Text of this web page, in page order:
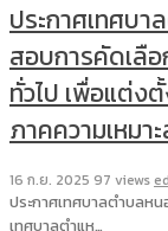
ประกาศเทศบา
สอบการคัดเลื
ทั่วไป เพื่อแต่ง
ภาคความเหม
16 ก.ย. 2025 97 views
ประกาศเทศบาลตำบลห
เทศบาลตำแห…